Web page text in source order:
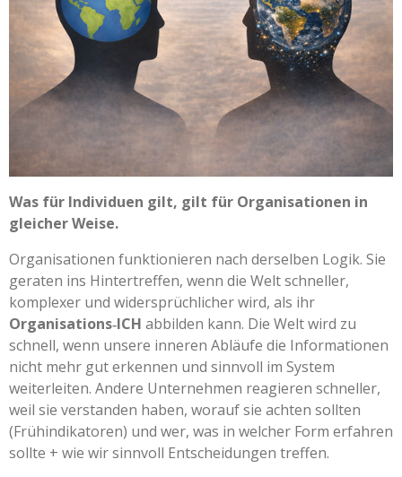
Was für Individuen gilt, gilt für Organisationen in
gleicher Weise.
Organisationen funktionieren nach derselben Logik. Sie
geraten ins Hintertreffen, wenn die Welt schneller,
komplexer und widersprüchlicher wird, als ihr
Organisations‑ICH abbilden kann. Die Welt wird zu
schnell, wenn unsere inneren Abläufe die Informationen
nicht mehr gut erkennen und sinnvoll im System
weiterleiten. Andere Unternehmen reagieren schneller,
weil sie verstanden haben, worauf sie achten sollten
(Frühindikatoren) und wer, was in welcher Form erfahren
sollte + wie wir sinnvoll Entscheidungen treffen.